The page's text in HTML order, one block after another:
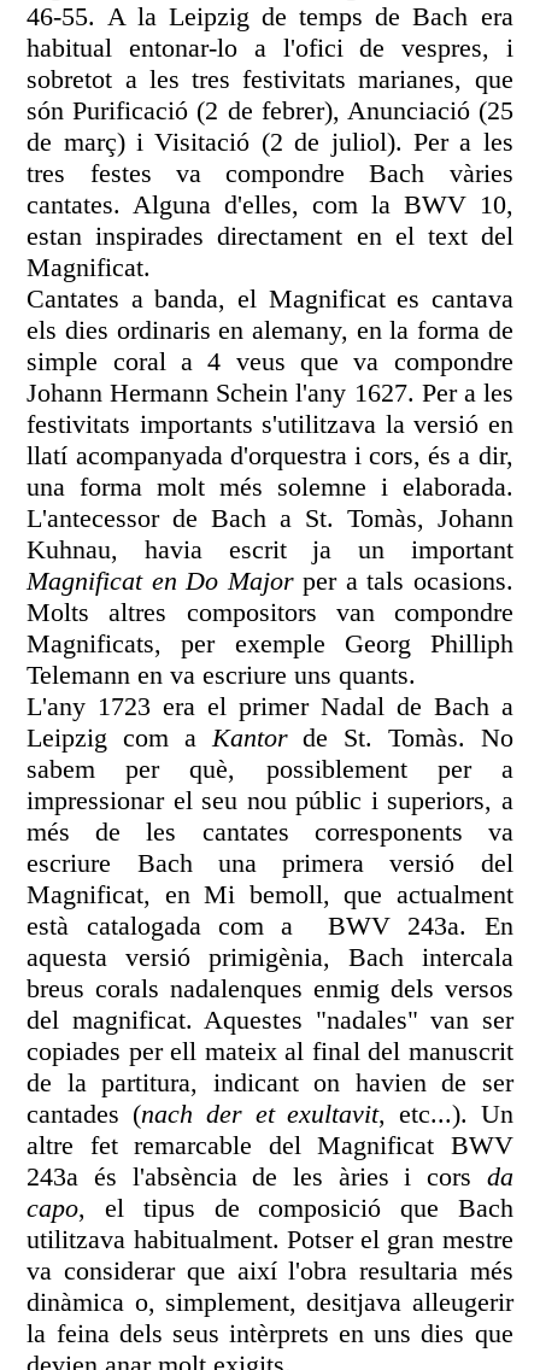
46-55. A la Leipzig de temps de Bach era
habitual entonar-lo a l'ofici de vespres, i
sobretot a les tres festivitats marianes, que
són Purificació (2 de febrer), Anunciació (25
de març) i Visitació (2 de juliol). Per a les
tres festes va compondre Bach vàries
cantates. Alguna d'elles, com la BWV 10,
estan inspirades directament en el text del
Magnificat.
Cantates a banda, el Magnificat es cantava
els dies ordinaris en alemany, en la forma de
simple coral a 4 veus que va compondre
Johann Hermann Schein l'any 1627. Per a les
festivitats importants s'utilitzava la versió en
llatí acompanyada d'orquestra i cors, és a dir,
una forma molt més solemne i elaborada.
L'antecessor de Bach a St. Tomàs, Johann
Kuhnau, havia escrit ja un important
Magnificat en Do Majorper a tals ocasions.
Molts altres compositors van compondre
Magnificats, per exemple Georg Philliph
Telemann en va escriure uns quants.
L'any 1723 era el primer Nadal de Bach a
Leipzig com a Kantorde St. Tomàs. No
sabem per què, possiblement per a
impressionar el seu nou públic i superiors, a
més de les cantates corresponents va
escriure Bach una primera versió del
Magnificat, en Mi bemoll, que actualment
està catalogada com a BWV 243a. En
aquesta versió primigènia, Bach intercala
breus corals nadalenques enmig dels versos
del magnificat. Aquestes "nadales" van ser
copiades per ell mateix al final del manuscrit
de la partitura, indicant on havien de ser
cantades (nach der et exultavit, etc...). Un
altre fet remarcable del Magnificat BWV
243a és l'absència de les àries i cors da
capo, el tipus de composició que Bach
utilitzava habitualment. Potser el gran mestre
va considerar que així l'obra resultaria més
dinàmica o, simplement, desitjava alleugerir
la feina dels seus intèrprets en uns dies que